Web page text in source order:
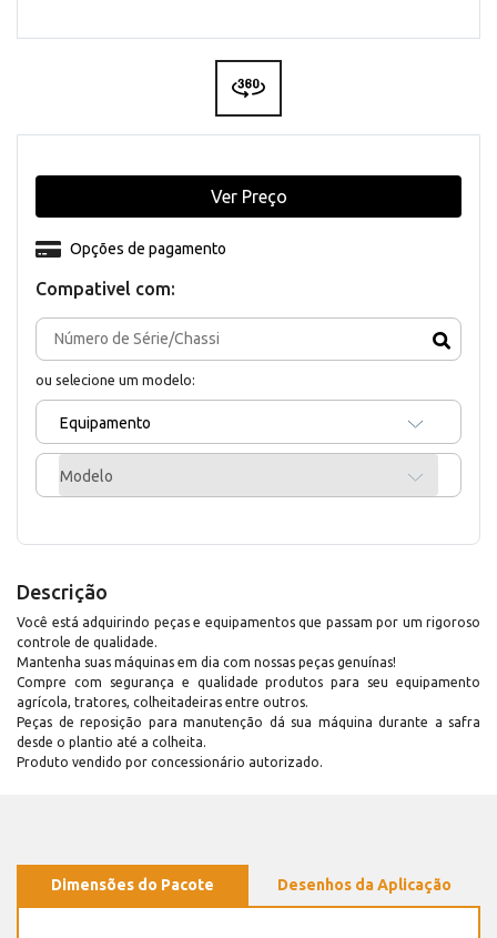
Compativel com:
ou selecione um modelo:
Equipamento
Modelo
Opções de pagamento
Ver Preço
Descrição
Você está adquirindo peças e equipamentos que passam por um rigoroso
controle de qualidade.
Mantenha suas máquinas em dia com nossas peças genuínas!
Compre com segurança e qualidade produtos para seu equipamento
agrícola, tratores, colheitadeiras entre outros.
Peças de reposição para manutenção dá sua máquina durante a safra
desde o plantio até a colheita.
Produto vendido por concessionário autorizado.
Dimensões do Pacote Desenhos da Aplicação